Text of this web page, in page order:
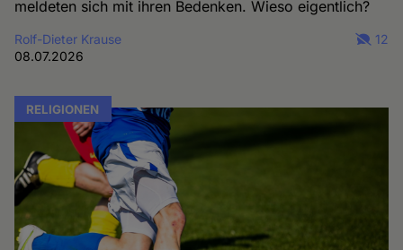
meldeten sich mit ihren Bedenken. Wieso eigentlich?
Rolf-Dieter Krause
08.07.2026
12
RELIGIONEN